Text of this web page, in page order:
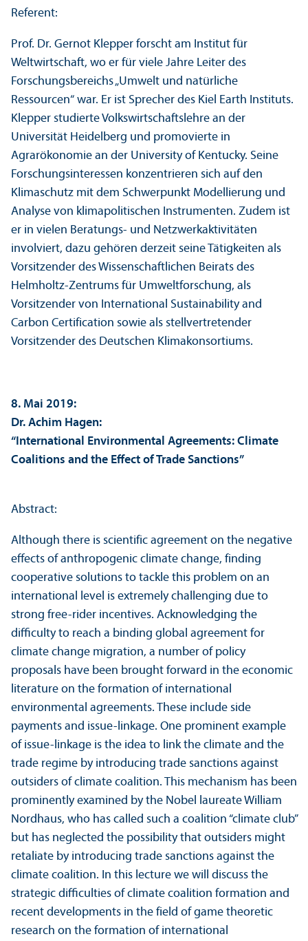
Referent:
Prof. Dr. Gernot Klepper forscht am Institut für
Weltwirtschaft, wo er für viele Jahre Leiter des
Forschungs­bereichs „Umwelt und natürliche
Ressourcen“ war. Er ist Sprecher des Kiel Earth Instituts.
Klepper studierte Volkswirtschafts­lehre an der
Universität Heidelberg und promovierte in
Agrarökonomie an der University of Kentucky. Seine
Forschungs­interessen konzentrieren sich auf den
Klimaschutz mit dem Schwerpunkt Modellierung und
Analyse von klimapolitischen Instrumenten. Zudem ist
er in vielen Beratungs- und Netzwerkaktivitäten
involviert, dazu gehören derzeit seine Tätigkeiten als
Vorsitzender des Wissenschaft­lichen Beirats des
Helmholtz-Zentrums für Umweltforschung, als
Vorsitzender von International Sustainability and
Carbon Certification sowie als stellvertretender
Vorsitzender des Deutschen Klimakonsortiums.
8. Mai 2019:
Dr. Achim Hagen:
“International Environmental Agreements: Climate
Coalitions and the Effect of Trade Sanctions”
Abstract:
Although there is scientific agreement on the negative
effects of anthropogenic climate change, finding
cooperative solutions to tackle this problem on an
international level is extremely challenging due to
strong free-rider incentives. Acknowledging the
difficulty to reach a binding global agreement for
climate change migration, a number of policy
proposals have been brought forward in the economic
literature on the formation of international
environmental agreements. These include side
payments and issue-linkage. One prominent example
of issue-linkage is the idea to link the climate and the
trade regime by introducing trade sanctions against
outsiders of climate coalition. This mechanism has been
prominently examined by the Nobel laureate William
Nordhaus, who has called such a coalition “climate club”
but has neglected the possibility that outsiders might
retaliate by introducing trade sanctions against the
climate coalition. In this lecture we will discuss the
strategic difficulties of climate coalition formation and
recent developments in the field of game theoretic
research on the formation of international